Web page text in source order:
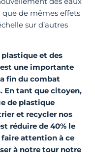
de mêmes effets
sur d’autres
et des
une importante
fin du combat
En tant que citoyen,
de plastique
et recycler nos
réduire de 40% le
faire attention à ce
à notre tour notre